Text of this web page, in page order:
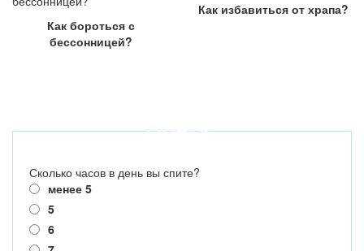
Как бороться с
бессонницей?
Как избавиться от храпа?
ОПРОС
Сколько часов в день вы спите?
менее 5
5
6